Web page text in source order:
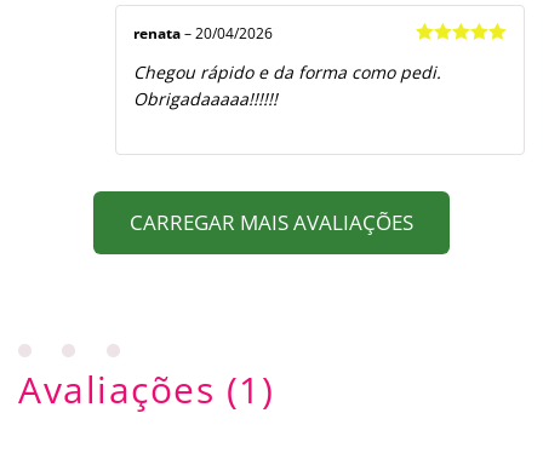
de 5
renata – 20/04/2026
Chegou rápido e da forma como pedi.
Obrigadaaaaa!!!!!!
CARREGAR MAIS AVALIAÇÕES
Avaliações (1)